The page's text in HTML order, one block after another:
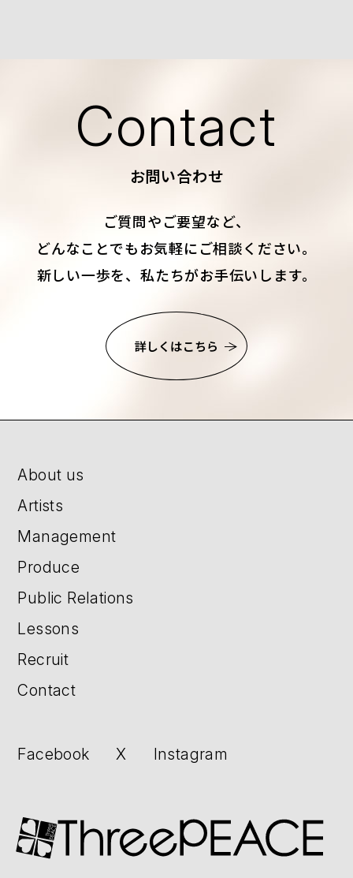
Contact
お問い合わせ
ご質問やご要望など、
どんなことでもお気軽にご相談ください。
新しい一歩を、私たちがお手伝いします。
詳しくはこちら
About us
Artists
Management
Produce
Public Relations
Lessons
Recruit
Contact
Facebook X Instagram